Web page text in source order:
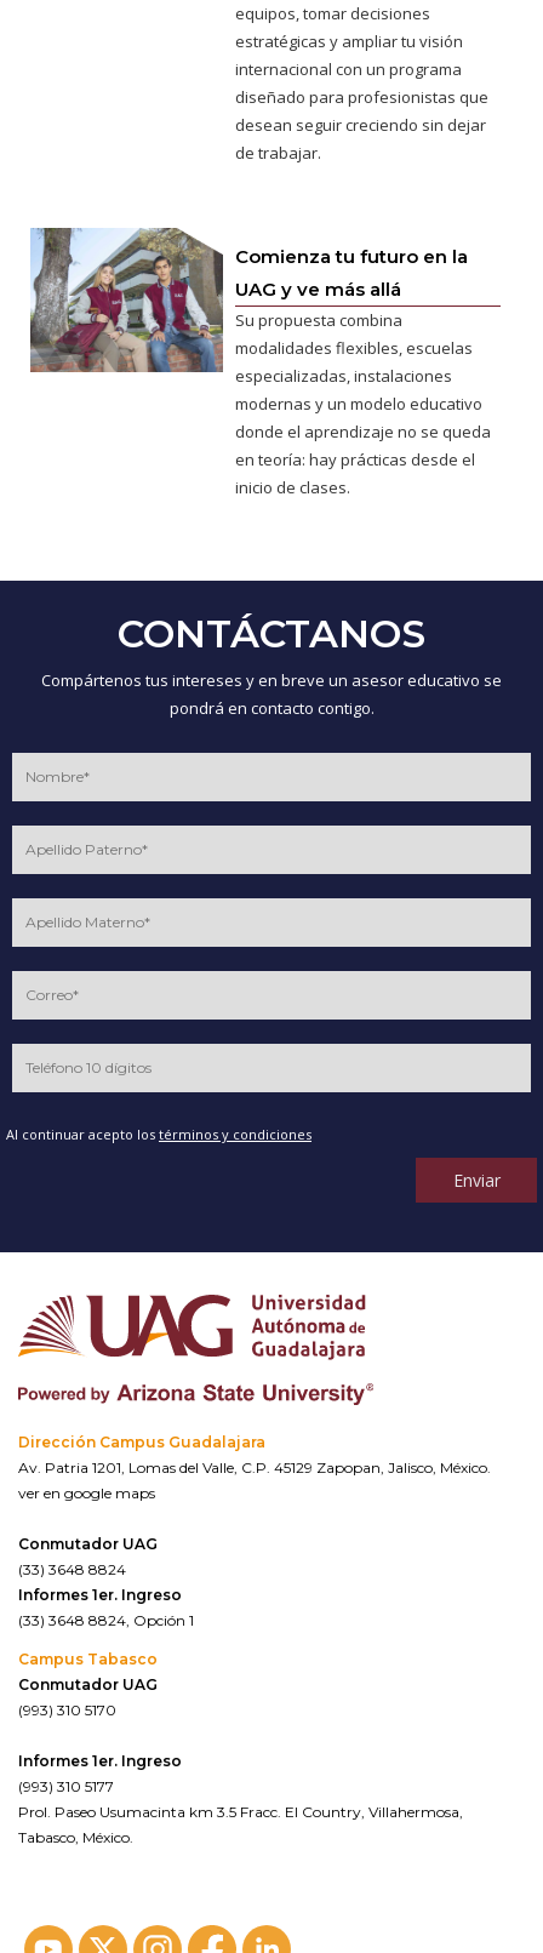
equipos, tomar decisiones
estratégicas y ampliar tu visión
internacional con un programa
diseñado para profesionistas que
desean seguir creciendo sin dejar
de trabajar.
Comienza tu futuro en la
UAG y ve más allá
Su propuesta combina
modalidades flexibles, escuelas
especializadas, instalaciones
modernas y un modelo educativo
donde el aprendizaje no se queda
en teoría: hay prácticas desde el
inicio de clases.
CONTÁCTANOS
Compártenos tus intereses y en breve un asesor educativo se
pondrá en contacto contigo.
Al continuar acepto los términos y condiciones
Enviar
Dirección Campus Guadalajara
Av. Patria 1201, Lomas del Valle, C.P. 45129 Zapopan, Jalisco, México.
ver en google maps
Conmutador UAG
(33) 3648 8824
Informes 1er. Ingreso
(33) 3648 8824, Opción 1
Campus Tabasco
Conmutador UAG
(993) 310 5170
Informes 1er. Ingreso
(993) 310 5177
Prol. Paseo Usumacinta km 3.5 Fracc. El Country, Villahermosa,
Tabasco, México.